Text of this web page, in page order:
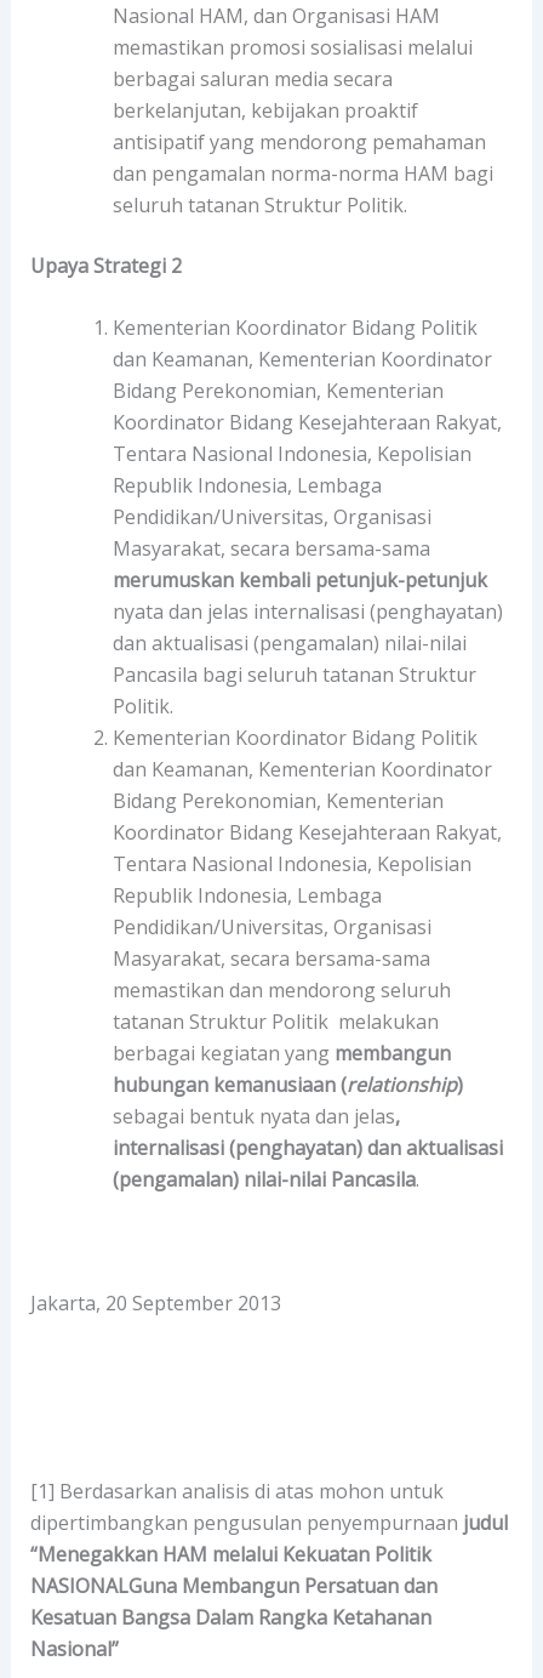
Nasional HAM, dan Organisasi HAM
memastikan promosi sosialisasi melalui
berbagai saluran media secara
berkelanjutan, kebijakan proaktif
antisipatif yang mendorong pemahaman
dan pengamalan norma-norma HAM bagi
seluruh tatanan Struktur Politik.
Upaya Strategi 2
Kementerian Koordinator Bidang Politik
dan Keamanan, Kementerian Koordinator
Bidang Perekonomian, Kementerian
Koordinator Bidang Kesejahteraan Rakyat,
Tentara Nasional Indonesia, Kepolisian
Republik Indonesia, Lembaga
Pendidikan/Universitas, Organisasi
Masyarakat, secara bersama-sama
merumuskan kembali petunjuk-petunjuk
nyata dan jelas internalisasi (penghayatan)
dan aktualisasi (pengamalan) nilai-nilai
Pancasila bagi seluruh tatanan Struktur
Politik.
Kementerian Koordinator Bidang Politik
dan Keamanan, Kementerian Koordinator
Bidang Perekonomian, Kementerian
Koordinator Bidang Kesejahteraan Rakyat,
Tentara Nasional Indonesia, Kepolisian
Republik Indonesia, Lembaga
Pendidikan/Universitas, Organisasi
Masyarakat, secara bersama-sama
memastikan dan mendorong seluruh
tatanan Struktur Politik melakukan
berbagai kegiatan yang membangun
hubungan kemanusiaan (relationship)
sebagai bentuk nyata dan jelas,
internalisasi (penghayatan) dan aktualisasi
(pengamalan) nilai-nilai Pancasila.
Jakarta, 20 September 2013
[1] Berdasarkan analisis di atas mohon untuk
dipertimbangkan pengusulan penyempurnaan judul
“Menegakkan HAM melalui Kekuatan Politik
NASIONALGuna Membangun Persatuan dan
Kesatuan Bangsa Dalam Rangka Ketahanan
Nasional”